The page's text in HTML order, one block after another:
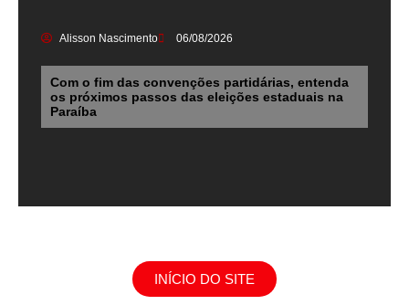
Alisson Nascimento 06/08/2026
Com o fim das convenções partidárias, entenda
os próximos passos das eleições estaduais na
Paraíba
INÍCIO DO SITE